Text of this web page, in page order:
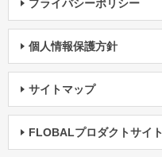
プライバシーポリシー
個人情報保護方針
サイトマップ
FLOBALプロダクトサイト